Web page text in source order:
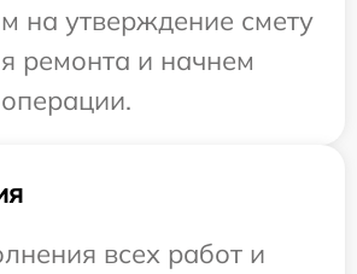
на утверждение смету
ремонта и начнем
всех работ и